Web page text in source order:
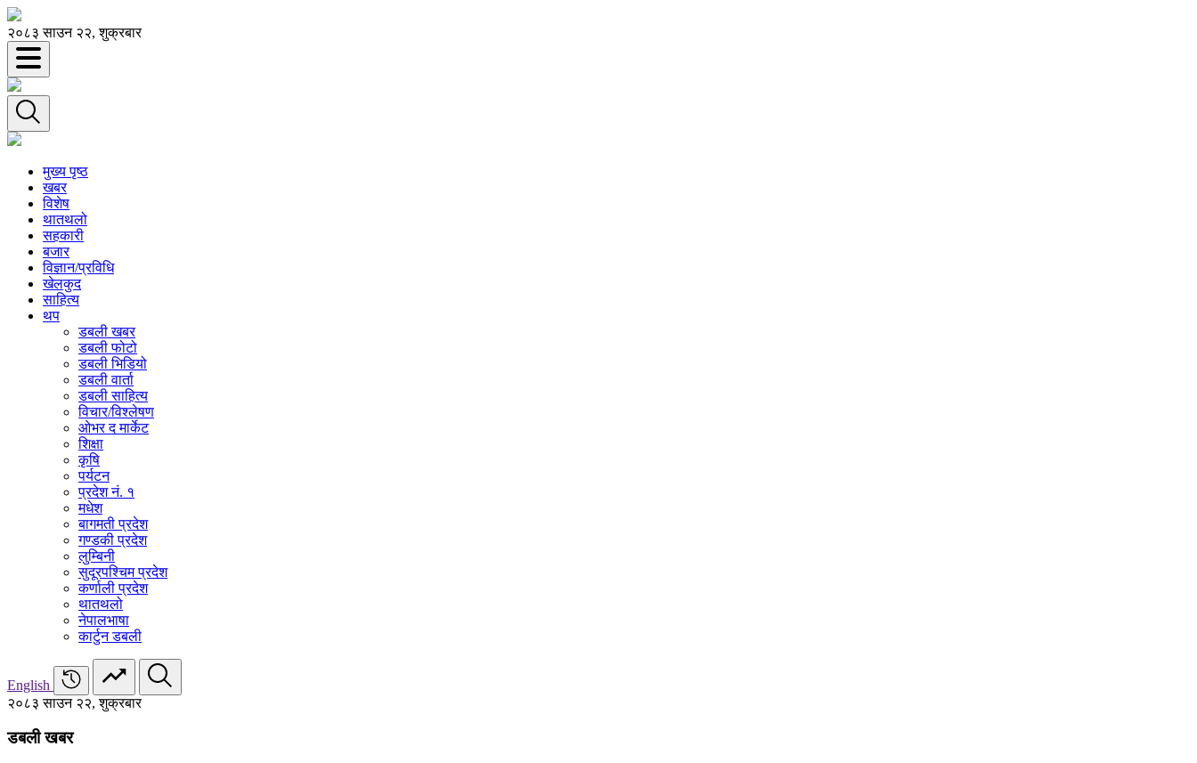
२०८३ साउन २२, शुक्रबार
मुख्य पृष्ठ
खबर
विशेष
थातथलो
सहकारी
बजार
विज्ञान/प्रविधि
खेलकुद
साहित्य
थप
डबली खबर
डबली फोटो
डबली भिडियो
डबली वार्ता
डबली साहित्य
विचार/विश्‍लेषण
ओभर द मार्केट
शिक्षा
कृषि
पर्यटन
प्रदेश नं. १
मधेश
बागमती प्रदेश
गण्डकी प्रदेश
लुम्बिनी
सुदूरपश्चिम प्रदेश
कर्णाली प्रदेश
थातथलो
नेपालभाषा
कार्टुन डबली
English
२०८३ साउन २२, शुक्रबार
डबली खबर